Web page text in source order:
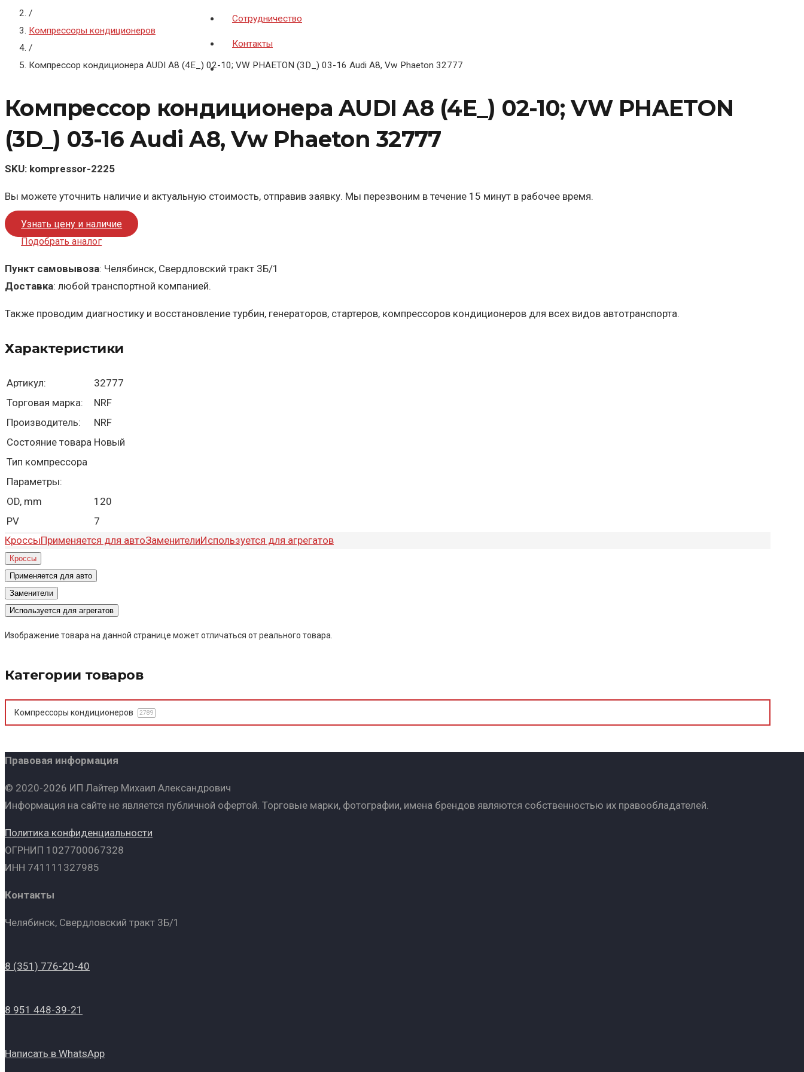
Сотрудничество
Контакты
/
Компрессоры кондиционеров
/
Компрессор кондиционера AUDI A8 (4E_) 02-10; VW PHAETON (3D_) 03-16 Audi A8, Vw Phaeton 32777
Компрессор кондиционера AUDI A8 (4E_) 02-10; VW PHAETON
(3D_) 03-16 Audi A8, Vw Phaeton 32777
SKU: kompressor-2225
Вы можете уточнить наличие и актуальную стоимость, отправив заявку. Мы перезвоним в течение 15 минут в рабочее время.
Узнать цену и наличие
Подобрать аналог
Пункт самовывоза: Челябинск, Свердловский тракт 3Б/1
Доставка: любой транспортной компанией.
Также проводим диагностику и восстановление турбин, генераторов, стартеров, компрессоров кондиционеров для всех видов автотранспорта.
Характеристики
Артикул:
32777
Торговая марка:
NRF
Производитель:
NRF
Состояние товара Новый
Тип компрессора
Параметры:
OD, mm
120
PV
7
КроссыПрименяется для автоЗаменителиИспользуется для агрегатов
Кроссы
Применяется для авто
Заменители
Используется для агрегатов
Изображение товара на данной странице может отличаться от реального товара.
Категории товаров
Компрессоры кондиционеров 2789
Правовая информация
© 2020-2026 ИП Лайтер Михаил Александрович
Информация на сайте не является публичной офертой. Торговые марки, фотографии, имена брендов являются собственностью их правообладателей.
Политика конфиденциальности
ОГРНИП 1027700067328
ИНН 741111327985
Контакты
Челябинск, Свердловский тракт 3Б/1
8 (351) 776-20-40
8 951 448-39-21
Написать в WhatsApp